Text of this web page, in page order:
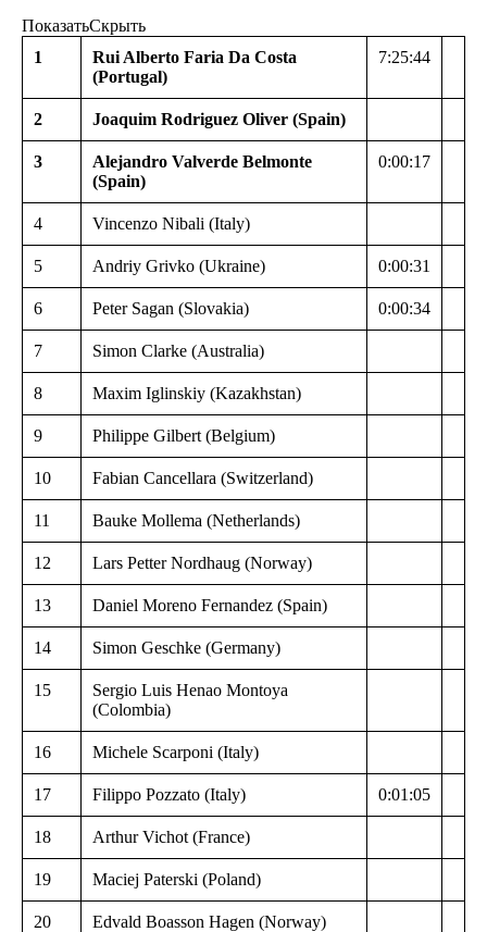
ПоказатьСкрыть
1
Rui Alberto Faria Da Costa
(Portugal)
7:25:44
2 Joaquim Rodriguez Oliver (Spain)
3
Alejandro Valverde Belmonte
(Spain)
0:00:17
4 Vincenzo Nibali (Italy)
5 Andriy Grivko (Ukraine) 0:00:31
6 Peter Sagan (Slovakia) 0:00:34
7 Simon Clarke (Australia)
8 Maxim Iglinskiy (Kazakhstan)
9 Philippe Gilbert (Belgium)
10 Fabian Cancellara (Switzerland)
11 Bauke Mollema (Netherlands)
12 Lars Petter Nordhaug (Norway)
13 Daniel Moreno Fernandez (Spain)
14 Simon Geschke (Germany)
15
Sergio Luis Henao Montoya
(Colombia)
16 Michele Scarponi (Italy)
17 Filippo Pozzato (Italy) 0:01:05
18 Arthur Vichot (France)
19 Maciej Paterski (Poland)
20 Edvald Boasson Hagen (Norway)